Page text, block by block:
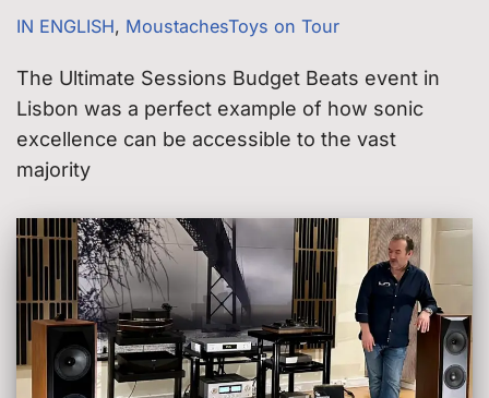
IN ENGLISH, MoustachesToys on Tour
The Ultimate Sessions Budget Beats event in
Lisbon was a perfect example of how sonic
excellence can be accessible to the vast
majority